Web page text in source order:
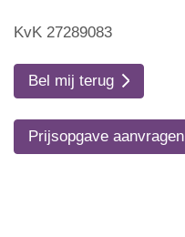
KvK 27289083
Bel mij terug
Prijsopgave aanvragen